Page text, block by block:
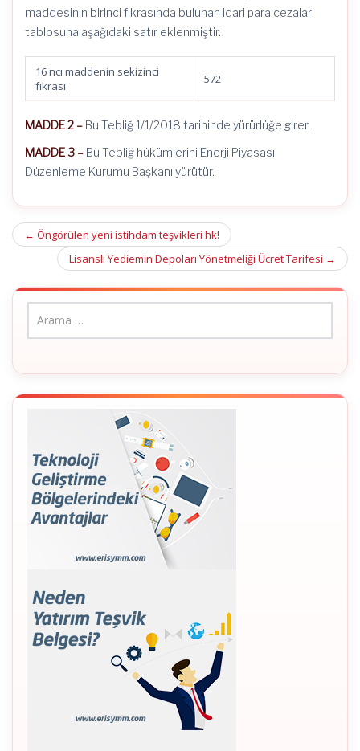
maddesinin birinci fıkrasında bulunan idari para cezaları
tablosuna aşağıdaki satır eklenmiştir.
16 ncı maddenin sekizinci
fıkrası
572
MADDE 2 – Bu Tebliğ 1/1/2018 tarihinde yürürlüğe girer.
MADDE 3 – Bu Tebliğ hükümlerini Enerji Piyasası
Düzenleme Kurumu Başkanı yürütür.
Post
navigation
← Öngörülen yeni istihdam teşvikleri hk!
Lisanslı Yediemin Depoları Yönetmeliği Ücret Tarifesi →